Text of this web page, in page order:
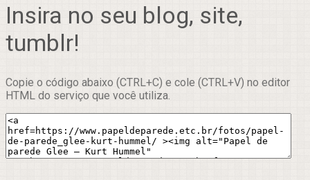
Insira no seu blog, site,
tumblr!
Copie o código abaixo (CTRL+C) e cole (CTRL+V) no editor
HTML do serviço que você utiliza.